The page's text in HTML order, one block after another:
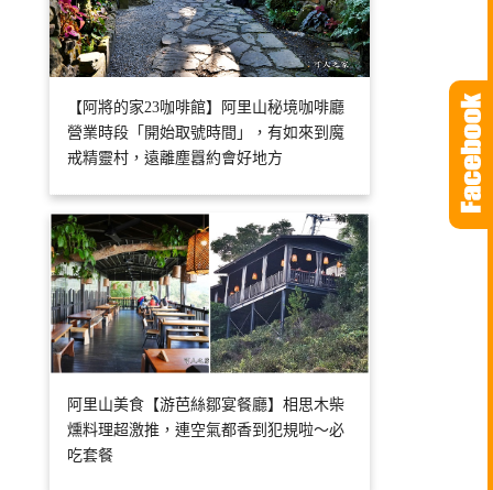
【阿將的家23咖啡館】阿里山秘境咖啡廳
營業時段「開始取號時間」，有如來到魔
戒精靈村，遠離塵囂約會好地方
阿里山美食【游芭絲鄒宴餐廳】相思木柴
燻料理超激推，連空氣都香到犯規啦～必
吃套餐